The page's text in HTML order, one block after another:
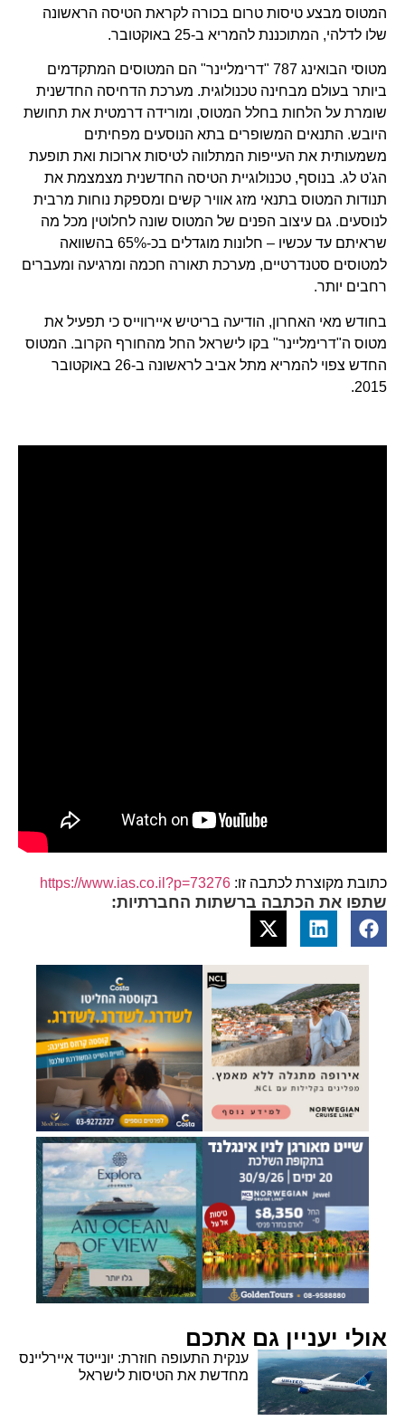
המטוס מבצע טיסות טרום בכורה לקראת הטיסה הראשונה
שלו לדלהי, המתוכננת להמריא ב-25 באוקטובר.
מטוסי הבואינג 787 "דרימליינר" הם המטוסים המתקדמים
ביותר בעולם מבחינה טכנולוגית. מערכת הדחיסה החדשנית
שומרת על הלחות בחלל המטוס, ומורידה דרמטית את תחושת
היובש. התנאים המשופרים בתא הנוסעים מפחיתים
משמעותית את העייפות המתלווה לטיסות ארוכות ואת תופעת
הג'ט לג. בנוסף, טכנולוגיית הטיסה החדשנית מצמצמת את
תנודות המטוס בתנאי מזג אוויר קשים ומספקת נוחות מרבית
לנוסעים. גם עיצוב הפנים של המטוס שונה לחלוטין מכל מה
שראיתם עד עכשיו – חלונות מוגדלים בכ-65% בהשוואה
למטוסים סטנדרטיים, מערכת תאורה חכמה ומרגיעה ומעברים
רחבים יותר.
בחודש מאי האחרון, הודיעה בריטיש איירווייס כי תפעיל את
מטוס ה"דרימליינר" בקו לישראל החל מהחורף הקרוב. המטוס
החדש צפוי להמריא מתל אביב לראשונה ב-26 באוקטובר
2015.
כתובת מקוצרת לכתבה זו: https://www.ias.co.il?p=73276
שתפו את הכתבה ברשתות החברתיות:
אולי יעניין גם אתכם
ענקית התעופה חוזרת: יונייטד איירליינס
מחדשת את הטיסות לישראל